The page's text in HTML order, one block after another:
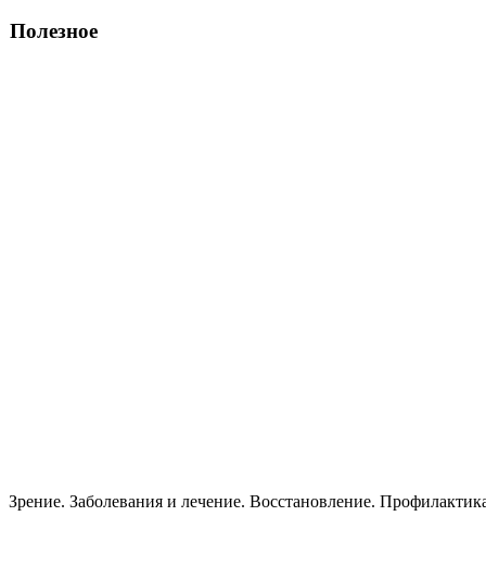
Полезное
Зрение. Заболевания и лечение. Восстановление.